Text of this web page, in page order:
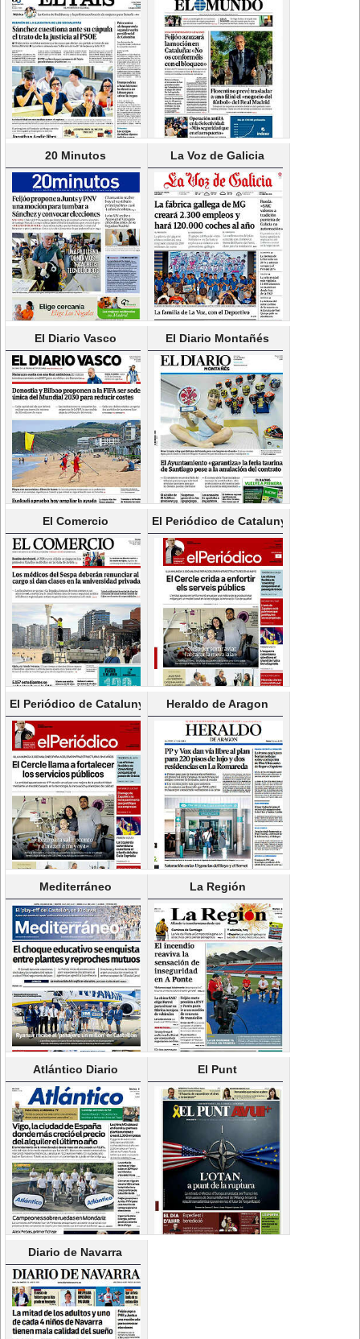
20 Minutos La Voz de Galicia
El Diario Vasco El Diario Montañés
El Comercio El Periódico de Catalunya(Català)
El Periódico de Catalunya(Castellano)Heraldo de Aragon
Mediterráneo La Región
Atlántico Diario El Punt
Diario de Navarra